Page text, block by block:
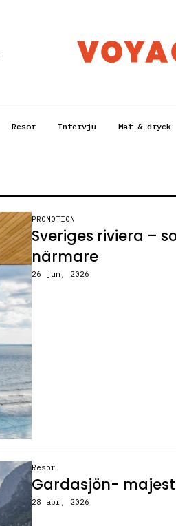
Resor Intervju Mat & dryck
PROMOTION
Sveriges riviera –
närmare
26 jun, 2026
Resor
Gardasjön-
28 apr, 2026